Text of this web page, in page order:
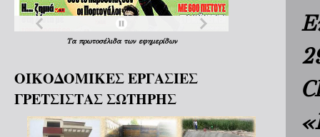
Τα πρωτοσέλιδα των εφημερίδων
ΟΙΚΟΔΟΜΙΚΕΣ ΕΡΓΑΣΙΕΣ
ΓΡΕΤΣΙΣΤΑΣ ΣΩΤΗΡΗΣ